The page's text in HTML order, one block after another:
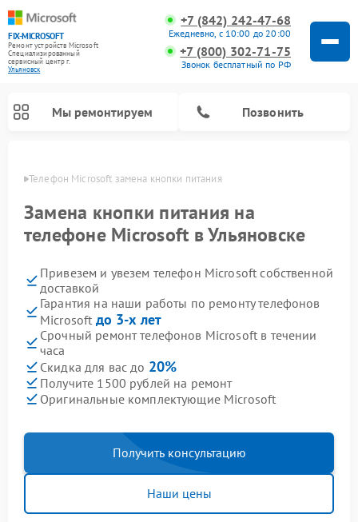
FIX-MICROSOFT
Ремонт устройств Microsoft
Специализированный
cервисный центр г.
Ульяновск
+7 (842) 242-47-68
Ежедневно, с 10:00 до 20:00
+7 (800) 302-71-75
Звонок бесплатный по РФ
Мы ремонтируем Позвонить
Телефон Microsoft замена кнопки питания
Замена кнопки питания на
телефоне Microsoft в Ульяновске
Привезем и увезем телефон Microsoft собственной
доставкой
Гарантия на наши работы по ремонту телефонов
Microsoft до 3-х лет
Срочный ремонт телефонов Microsoft в течении
часа
Скидка для вас до 20%
Получите 1500 рублей на ремонт
Оригинальные комплектующие Microsoft
Получить консультацию
Наши цены